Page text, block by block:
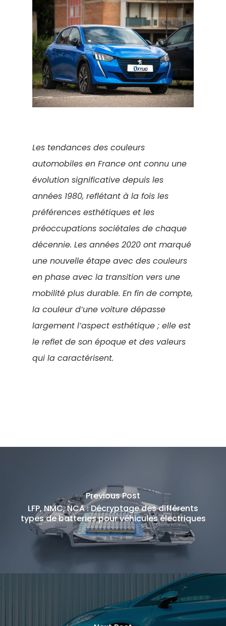
Les tendances des couleurs
automobiles en France ont connu une
évolution significative depuis les
années 1980, reflétant à la fois les
préférences esthétiques et les
préoccupations sociétales de chaque
décennie. Les années 2020 ont marqué
une nouvelle étape avec des couleurs
en phase avec la transition vers une
mobilité plus durable. En fin de compte,
la couleur d’une voiture dépasse
largement l’aspect esthétique ; elle est
le reflet de son époque et des valeurs
qui la caractérisent.
Previous Post
LFP, NMC, NCA : Décryptage des différents
types de batteries pour véhicules électriques